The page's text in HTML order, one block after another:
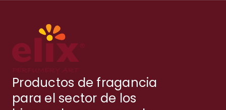
Productos de fragancia
para el sector de los